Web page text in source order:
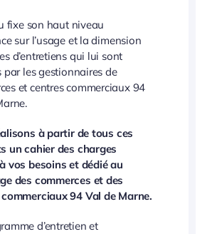
fixe son haut niveau
sur l’usage et la dimension
d’entretiens qui lui sont
par les gestionnaires de
et centres commerciaux 94
à partir de tous ces
un cahier des charges
vos besoins et dédié au
des commerces et des
94 Val de Marne.
d’entretien et